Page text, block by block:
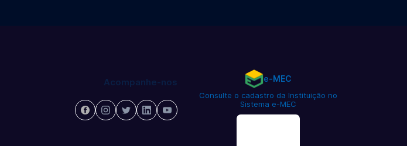
Acompanhe-nos e-MEC
Consulte o cadastro da Instituição no
Sistema e-MEC